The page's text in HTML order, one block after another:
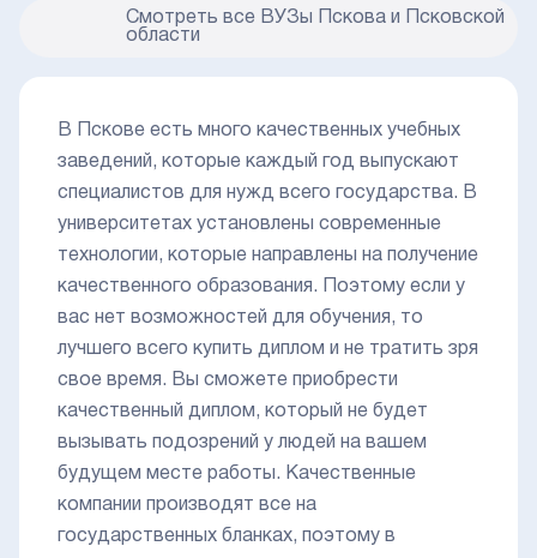
Смотреть все ВУЗы Пскова и Псковской
области
В Пскове есть много качественных учебных
заведений, которые каждый год выпускают
специалистов для нужд всего государства. В
университетах установлены современные
технологии, которые направлены на получение
качественного образования. Поэтому если у
вас нет возможностей для обучения, то
лучшего всего купить диплом и не тратить зря
свое время. Вы сможете приобрести
качественный диплом, который не будет
вызывать подозрений у людей на вашем
будущем месте работы. Качественные
компании производят все на
государственных бланках, поэтому в